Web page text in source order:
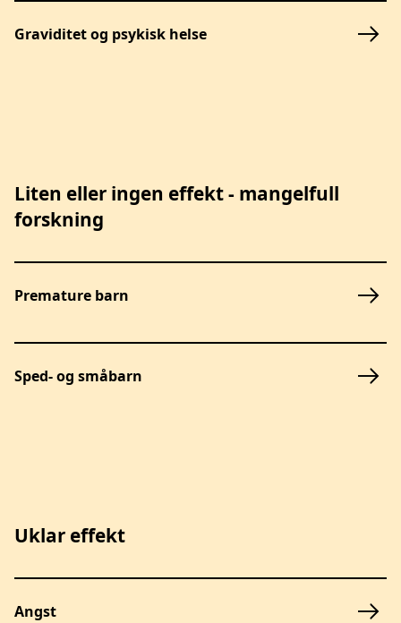
Graviditet og psykisk helse
Liten eller ingen effekt - mangelfull
forskning
Premature barn
Sped- og småbarn
Uklar effekt
Angst